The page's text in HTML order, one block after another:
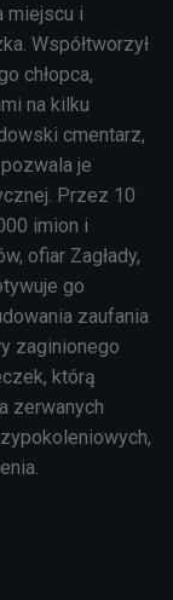
miejscu i
Współtworzył
chłopca,
na kilku
cmentarz,
je
Przez 10
imion i
ofiar Zagłady,
go
zaufania
zaginionego
którą
zerwanych